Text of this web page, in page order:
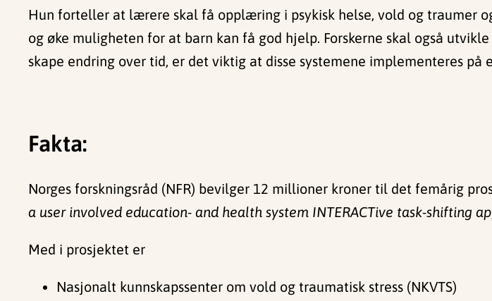
Hun forteller at lærere skal få opplæring i psykisk helse, vold og traumer
og øke muligheten for at barn kan få god hjelp. Forskerne skal også
skape endring over tid, er det viktig at disse systemene implementeres
Fakta:
Norges forskningsråd (NFR) bevilger 12 millioner kroner til det femårig
a user involved education- and health system INTERACTive task-shifting
Med i prosjektet er
Nasjonalt kunnskapssenter om vold og traumatisk stress (NKVTS)